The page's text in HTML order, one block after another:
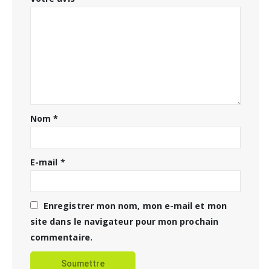
Nom*
E-mail *
Enregistrer mon nom, mon e-mail et mon
site dans le navigateur pour mon prochain
commentaire.